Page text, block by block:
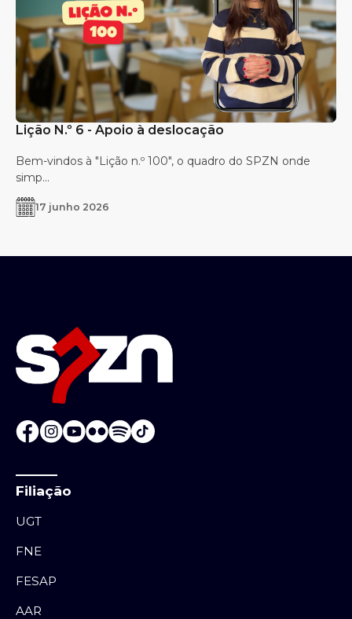
Lição N.º 6 - Apoio à deslocação
Bem-vindos à "Lição n.º 100", o quadro do SPZN onde
simp...
17 junho 2026
Filiação
UGT
FNE
FESAP
AAR